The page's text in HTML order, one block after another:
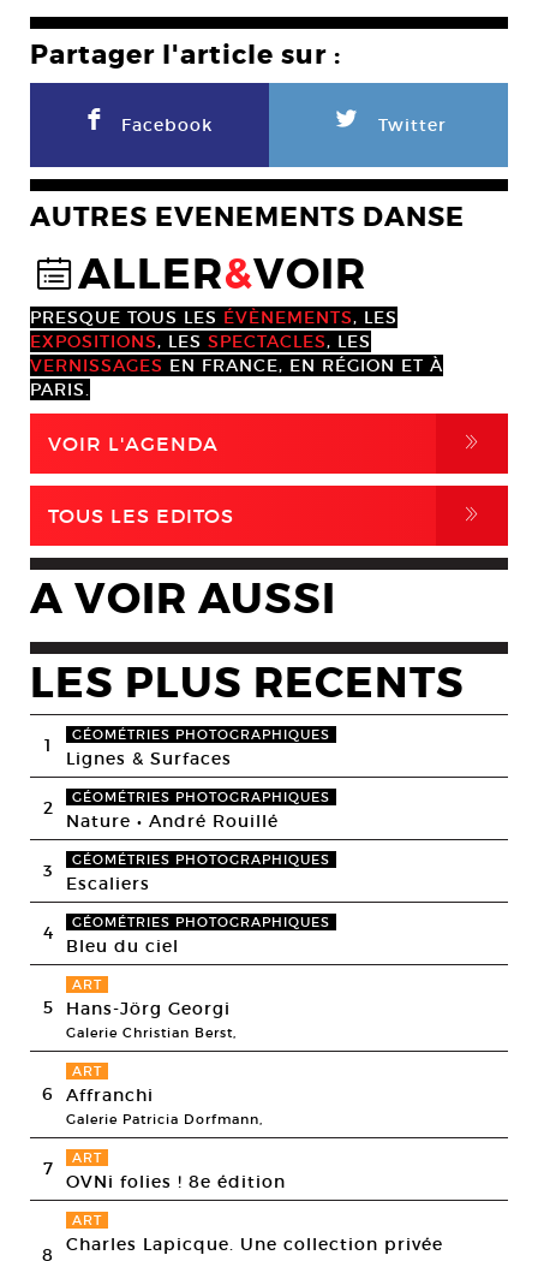
Partager l'article sur :
F Facebook L Twitter
AUTRES EVENEMENTS DANSE
@ALLER&VOIR
PRESQUE TOUS LES ÉVÈNEMENTS, LES
EXPOSITIONS, LES SPECTACLES, LES
VERNISSAGES EN FRANCE, EN RÉGION ET À
PARIS.
VOIR L'AGENDA ,
TOUS LES EDITOS ,
A VOIR AUSSI
LES PLUS RECENTS
1 GÉOMÉTRIES PHOTOGRAPHIQUES
Lignes & Surfaces
2 GÉOMÉTRIES PHOTOGRAPHIQUES
Nature • André Rouillé
3 GÉOMÉTRIES PHOTOGRAPHIQUES
Escaliers
4 GÉOMÉTRIES PHOTOGRAPHIQUES
Bleu du ciel
5
ART
Hans-Jörg Georgi
Galerie Christian Berst,
6
ART
Affranchi
Galerie Patricia Dorfmann,
7 ART
OVNi folies ! 8e édition
8
ART
Charles Lapicque. Une collection privée